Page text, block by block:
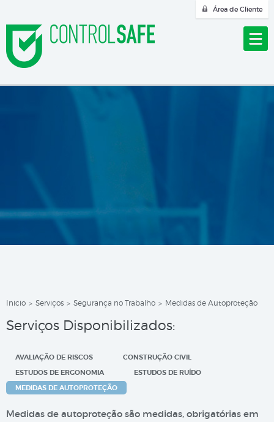
Área de Cliente
Inicio > Serviços > Segurança no Trabalho > Medidas de Autoproteção
Serviços Disponibilizados:
AVALIAÇÃO DE RISCOS
CONSTRUÇÃO CIVIL
ESTUDOS DE ERGONOMIA
ESTUDOS DE RUÍDO
MEDIDAS DE AUTOPROTEÇÃO
Medidas de autoproteção são medidas, obrigatórias em